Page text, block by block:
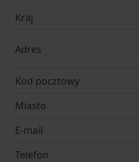
Kraj
Adres
Kod pocztowy
Miasto
E-mail
Telefon